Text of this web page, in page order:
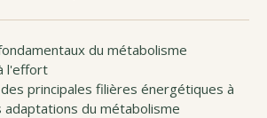
du métabolisme
l'effort
principales filières énergétiques à
du métabolisme